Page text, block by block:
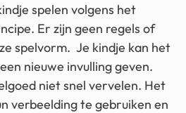
spelen volgens het
Er zijn geen regels of
spelvorm. Je kindje kan het
nieuwe invulling geven.
niet snel vervelen. Het
verbeelding te gebruiken en